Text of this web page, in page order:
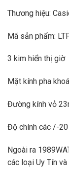
Thương hiệu:
Mã sản phẩm:
3 kim hiển thị giờ
Mặt kính pha
Đường kính vỏ
Độ chính các /-
Ngoài ra
các loại Uy Tín